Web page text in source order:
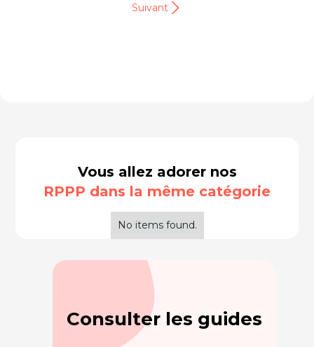
Suivant
Vous allez adorer nos
RPPP dans la même catégorie
No items found.
Consulter les guides